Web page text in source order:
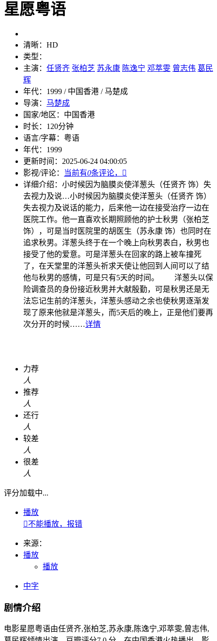
星愿粤语
清晰： HD
类型：
主演： 任贤齐 张柏芝 苏永康 陈逸宁 邓萃雯 曾志伟 葛民
辉
年代： 1999 / 中国香港 / 马楚成
导演： 马楚成
国家/地区： 中国香港
时长： 120分钟
语言/字幕： 粤语
年代： 1999
更新时间： 2025-06-24 04:00:05
影视/评论：
当前有0条评论，

详细介绍： 小时候因为脑膜炎使洋葱头（任贤齐 饰）失
去视力及说…小时候因为脑膜炎使洋葱头（任贤齐 饰）
失去视力及说话的能力，后来他一边在接受治疗一边在
医院工作。他一直喜欢长期照顾他的护士秋男（张柏芝
饰），可是当时医院里的胡医生（苏永康 饰）也同时在
追求秋男。洋葱头终于在一个晚上向秋男表白，秋男也
接受了他的爱意。可是洋葱头在回家的路上被车撞死
了，在天堂里的洋葱头祈求天使让他回到人间可以了结
他与秋男的感情，可是只有5天的时间。 洋葱头以保
险调查员的身份接近秋男并大献殷勤，可是秋男还是无
法忘记生前的洋葱头，洋葱头感动之余也使秋男逐渐发
现了原来他就是洋葱头，而5天后的晚上，正是他们要再
次分开的时候……详情
力荐
人
推荐
人
还行
人
较差
人
很差
人
评分加载中...
播放
不能播放，报错
来源：
播放
播放
中字
剧情介绍
电影星愿粤语由任贤齐,张柏芝,苏永康,陈逸宁,邓萃雯,曾志伟,